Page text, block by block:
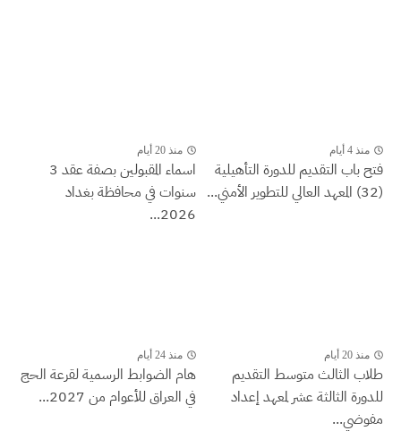
منذ 4 أيام
فتح باب التقديم للدورة التأهيلية
(32) المعهد العالي للتطوير الأمني...
منذ 20 أيام
اسماء المقبولين بصفة عقد 3
سنوات في محافظة بغداد
2026...
منذ 20 أيام
طلاب الثالث متوسط التقديم
للدورة الثالثة عشر لمعهد إعداد
مفوضي...
منذ 24 أيام
هام الضوابط الرسمية لقرعة الحج
في العراق للأعوام من 2027...